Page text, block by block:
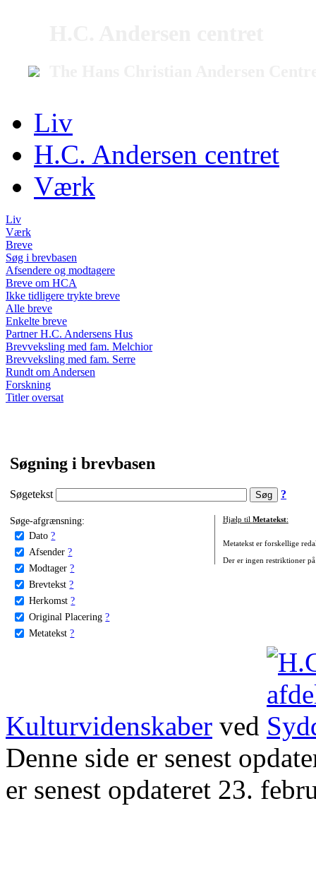
Liv
H.C. Andersen centret
Værk
Liv
Værk
Breve
Søg i brevbasen
Afsendere og modtagere
Breve om HCA
Ikke tidligere trykte breve
Alle breve
Enkelte breve
Partner H.C. Andersens Hus
Brevveksling med fam. Melchior
Brevveksling med fam. Serre
Rundt om Andersen
Forskning
Titler oversat
Søgning i brevbasen
Søgetekst ?
Søge-afgrænsning:
Dato ?
Afsender ?
Modtager ?
Brevtekst ?
Herkomst ?
Original Placering ?
Metatekst ?
Hjælp til Metatekst:
Metatekst er forskellige
Der er ingen restriktioner
Kulturvidenskaber ved
Denne side er senest
er senest opdateret 23.